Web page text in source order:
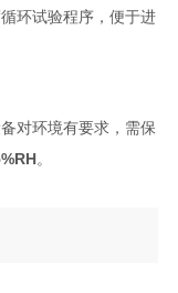
环试验程序，便于进
对环境有要求，需保
。